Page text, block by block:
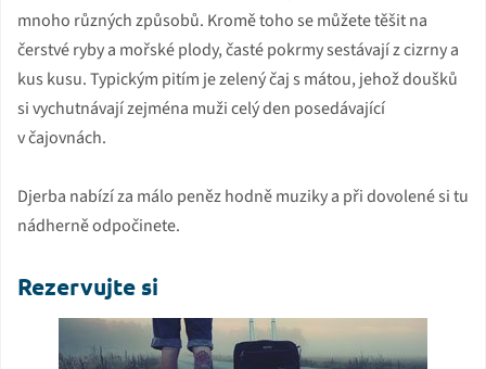
mnoho různých způsobů. Kromě toho se můžete těšit na
čerstvé ryby a mořské plody, časté pokrmy sestávají z cizrny a
kus kusu. Typickým pitím je zelený čaj s mátou, jehož doušků
si vychutnávají zejména muži celý den posedávající
v čajovnách.
Djerba nabízí za málo peněz hodně muziky a při dovolené si tu
nádherně odpočinete.
Rezervujte si